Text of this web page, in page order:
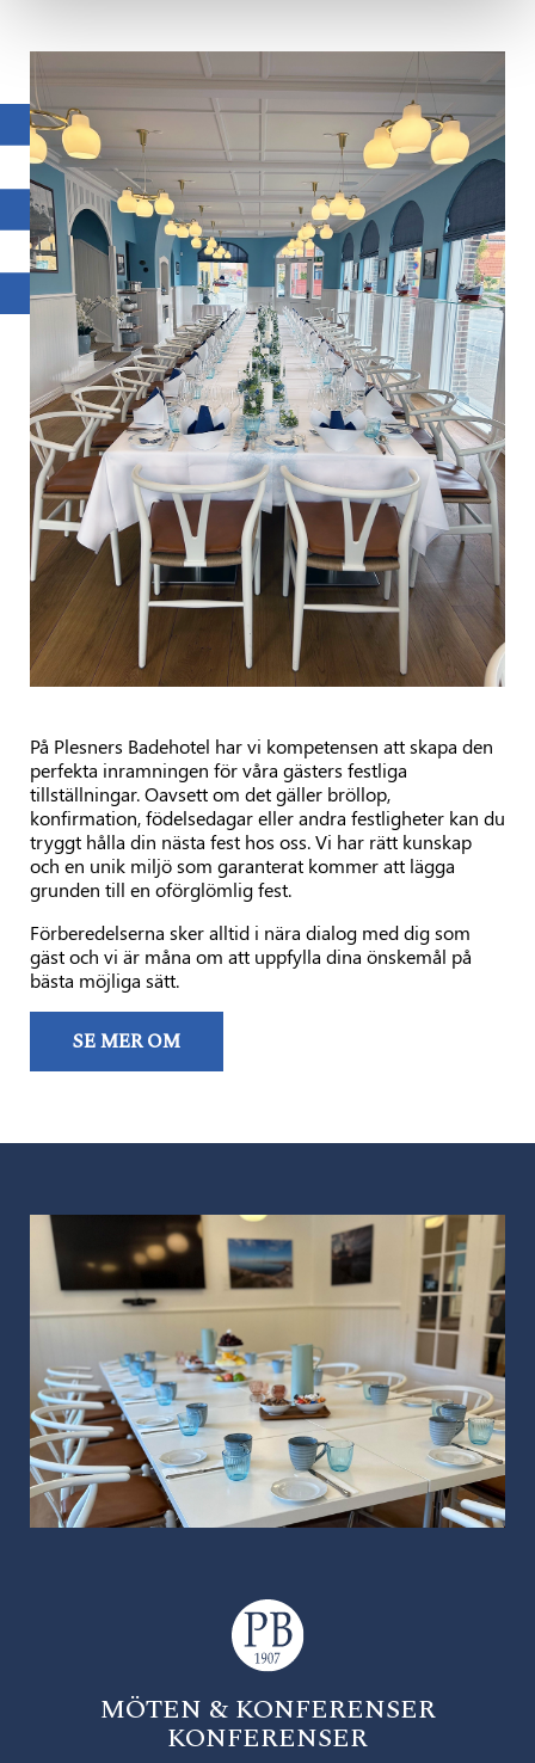
På Plesners Badehotel har vi kompetensen att skapa den
perfekta inramningen för våra gästers festliga
tillställningar. Oavsett om det gäller bröllop,
konfirmation, födelsedagar eller andra festligheter kan du
tryggt hålla din nästa fest hos oss. Vi har rätt kunskap
och en unik miljö som garanterat kommer att lägga
grunden till en oförglömlig fest.
Förberedelserna sker alltid i nära dialog med dig som
gäst och vi är måna om att uppfylla dina önskemål på
bästa möjliga sätt.
SE MER OM
MÖTEN & KONFERENSER
KONFERENSER